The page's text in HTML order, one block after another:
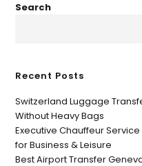
Search
Recent Posts
Switzerland Luggage
Without Heavy Bags
Executive Chauffeur
for Business & Leisure
Best Airport Transfer